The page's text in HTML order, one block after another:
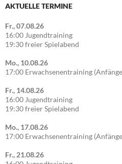
AKTUELLE TERMINE
Fr., 07.08.26
16:00 Jugendtraining
19:30 freier Spielabend
Mo., 10.08.26
17:00 Erwachsenentraining
Fr., 14.08.26
16:00 Jugendtraining
19:30 freier Spielabend
Mo., 17.08.26
17:00 Erwachsenentraining
Fr., 21.08.26